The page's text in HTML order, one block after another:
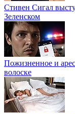
Стивен Сигал
Зеленском
Пожизненное и
волоске